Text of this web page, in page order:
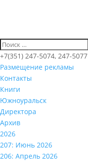
+7(351) 247-5074, 247-5077
Размещение рекламы
Контакты
Книги
Южноуральск
Директора
Архив
2026
207: Июнь 2026
206: Апрель 2026